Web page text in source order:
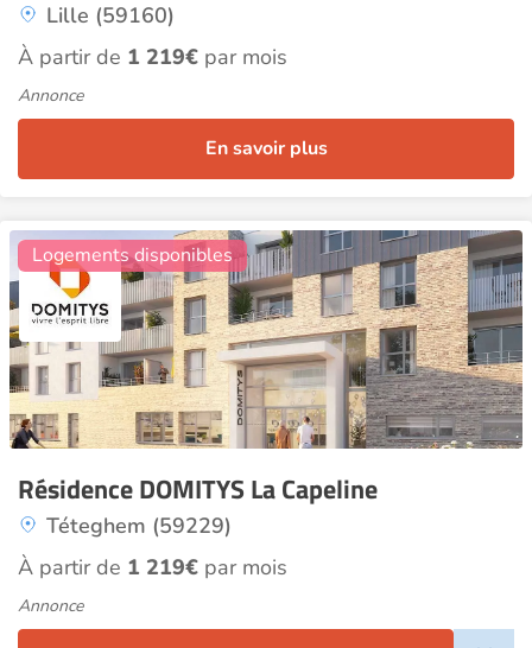
Lille (59160)
À partir de 1 219€ par mois
Annonce
En savoir plus
Résidence DOMITYS La Capeline
Téteghem (59229)
Logements disponibles
À partir de 1 219€ par mois
Annonce